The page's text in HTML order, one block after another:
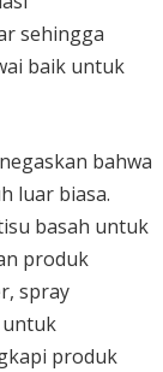
sehingga
baik untuk
bahwa
luar biasa.
basah untuk
produk
spray
untuk
produk